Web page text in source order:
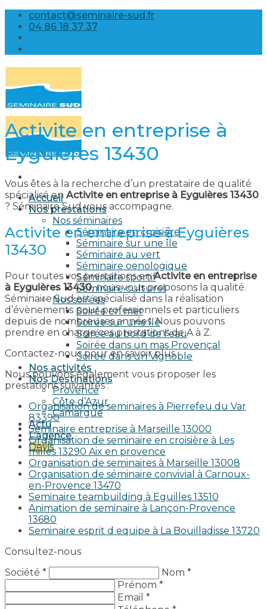
Skip
content
contact@seminaire-sud.fr
04 86 18 37 37
Accueil
Nos prestations
Nos séminaires
Séminaire en croisière
Séminaire sur une île
Séminaire au vert
Séminaire oenologique
Séminaire sportif
Séminaire culturel
Nos soirées
Soirée en mer
Soirée sur une île
Soirée au bord de l’eau
Soirée dans un mas Provençal
Soirée dans un Vignoble
Nos activités
Nos Destinations
Provence
Côte d’Azur
Camargue
Actu
L’agence
Devis
Activite en entreprise à
Eyguières 13430
Vous êtes à la recherche d’un prestataire de qualité
spécialisé en Activite en entreprise à Eyguières 13430
? Séminaire Sud vous accompagne.
Activite en entreprise à Eyguières
13430
Pour toutes vos prestations enActivite en entreprise
à Eyguières 13430, nous vous proposons la qualité.
Séminaire Sud est spécialisé dans la réalisation
d’évènements pour professionnels et particuliers
depuis de nombreuses années. Nous pouvons
prendre en charge ces prestations de A à Z.
Contactez-nous pour en savoir plus.
Nous pouvons également vous proposer les
prestations suivantes :
Organisation de seminaires à Pierrefeu du Var
83390
Seminaire entreprise à Marseille 13000
Organisation de seminaire en croisière à Les
milles 13290 Aix en provence​
Organisation de seminaires à Marseille 13008
Organisation de séminaire convivial à Carnoux-
en-Provence 13470
Seminaire teambuilding à Eguilles 13510
Animation de seminaire à Lançon-Provence
13680
Seminaire esprit d equipe à La Bouilladisse 13720
Consultez-nous
Société *
Nom *
Prénom *
Email *